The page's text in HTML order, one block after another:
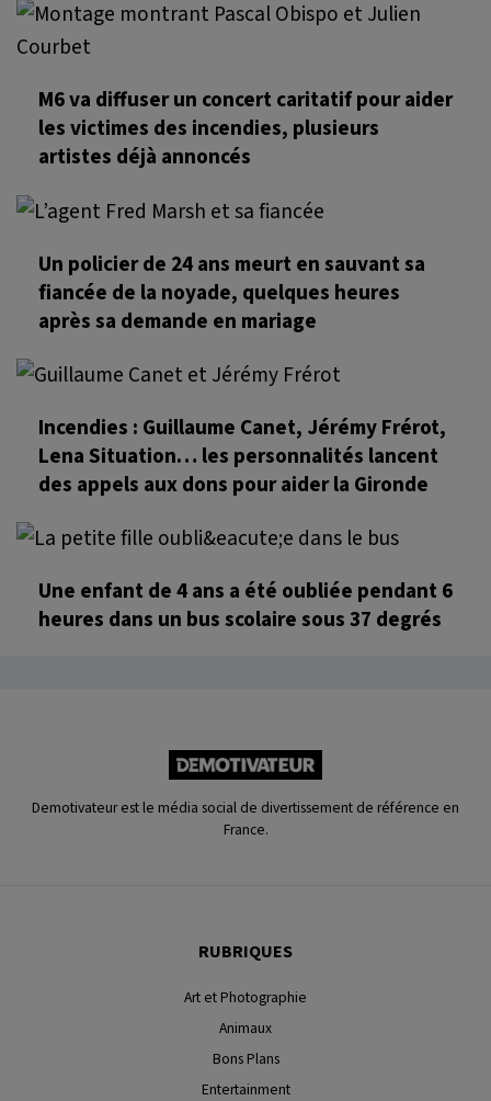
M6 va diffuser un concert caritatif pour aider
les victimes des incendies, plusieurs
artistes déjà annoncés
Un policier de 24 ans meurt en sauvant sa
fiancée de la noyade, quelques heures
après sa demande en mariage
Incendies : Guillaume Canet, Jérémy Frérot,
Lena Situation… les personnalités lancent
des appels aux dons pour aider la Gironde
Une enfant de 4 ans a été oubliée pendant 6
heures dans un bus scolaire sous 37 degrés
Demotivateur est le média social de divertissement de référence en
France.
RUBRIQUES
Art et Photographie
Animaux
Bons Plans
Entertainment